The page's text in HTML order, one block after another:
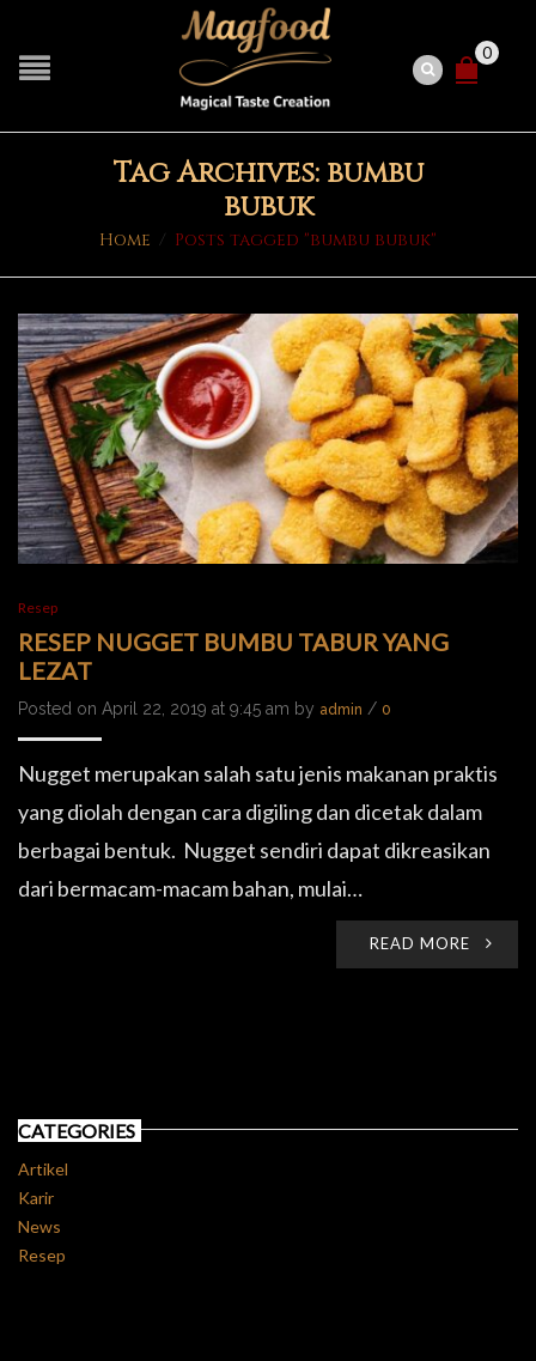
0
Tag Archives: bumbu
bubuk
Home / Posts tagged "bumbu bubuk"
Resep
RESEP NUGGET BUMBU TABUR YANG
LEZAT
Posted on April 22, 2019 at 9:45 am by admin / 0
Nugget merupakan salah satu jenis makanan praktis
yang diolah dengan cara digiling dan dicetak dalam
berbagai bentuk. Nugget sendiri dapat dikreasikan
dari bermacam-macam bahan, mulai…
READ MORE
CATEGORIES
Artikel
Karir
News
Resep